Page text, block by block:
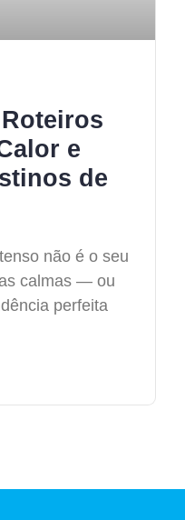
e
de
não é o seu
calmas — ou
perfeita